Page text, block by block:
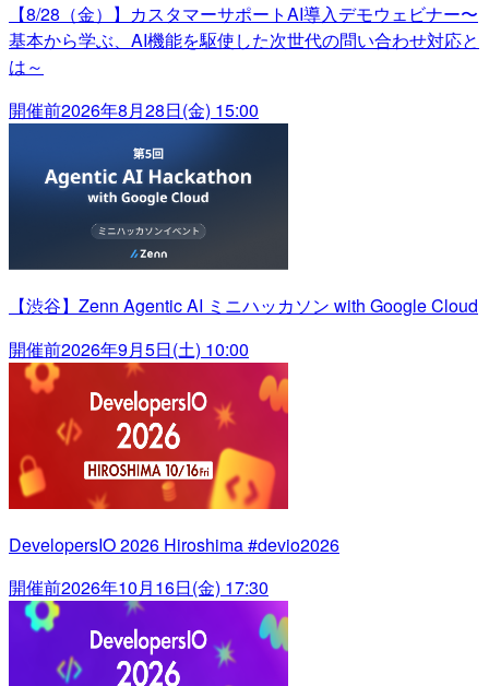
【8/28（金）】カスタマーサポートAI導入デモウェビナー〜
基本から学ぶ、AI機能を駆使した次世代の問い合わせ対応と
は～
開催前2026年8月28日(金) 15:00
【渋谷】Zenn Agentic AI ミニハッカソン with Google Cloud
開催前2026年9月5日(土) 10:00
DevelopersIO 2026 Hiroshima #devio2026
開催前2026年10月16日(金) 17:30